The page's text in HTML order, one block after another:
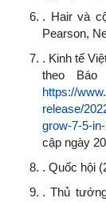
. Hair và
Pearson,
. Kinh tế
theo
https://
release/
grow-7-5-
cập ngày
. Quốc hội
. Thủ